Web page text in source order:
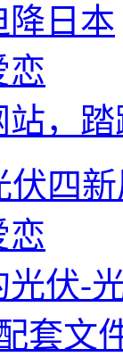
降日本
恋
，
伏四
恋
伏-
套文